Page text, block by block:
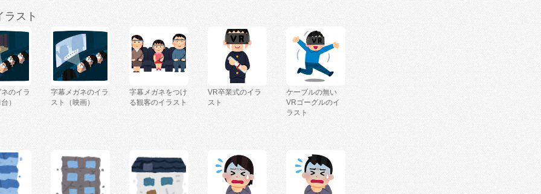
ラスト
のイラ
）
字幕メガネのイラ
スト（映画）
字幕メガネをつけ
る観客のイラスト
VR卒業式のイラ
スト
ケーブルの無い
VRゴーグルのイ
ラスト